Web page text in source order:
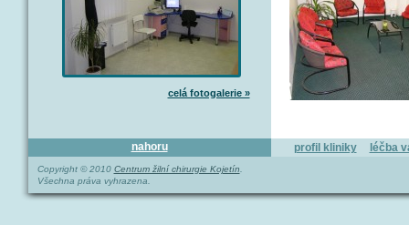
celá fotogalerie »
nahoru profil kliniky léčba
Copyright © 2010 Centrum žilní chirurgie Kojetín
Všechna práva vyhrazena.